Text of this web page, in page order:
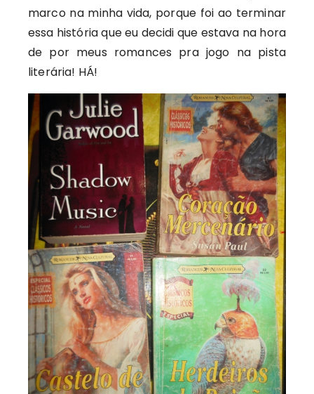
marco na minha vida, porque foi ao terminar
essa história que eu decidi que estava na hora
de por meus romances pra jogo na pista
literária! HÁ!